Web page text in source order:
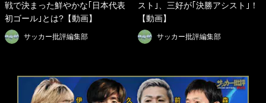
戦で決まった鮮やかな｢日本代表
初ゴール｣とは?【動画】
サッカー批評編集部
スト｣、三好が｢決勝アシスト｣！
【動画】
サッカー批評編集部